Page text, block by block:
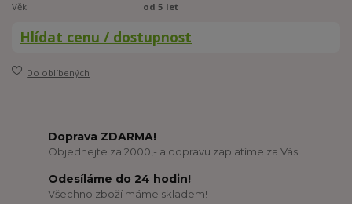
Věk:
od 5 let
Hlídat cenu / dostupnost
Do oblíbených
Doprava ZDARMA!
Objednejte za 2000,- a dopravu zaplatíme za Vás.
Odesíláme do 24 hodin!
Všechno zboží máme skladem!